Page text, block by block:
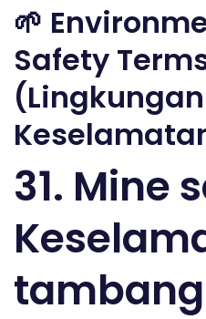
🌱
Safety
31. Mine
tambang